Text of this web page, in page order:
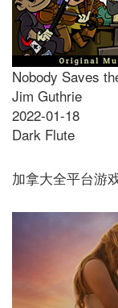
Nobody Saves
Jim Guthrie
2022-01-18
Dark Flute
加拿大全平台游